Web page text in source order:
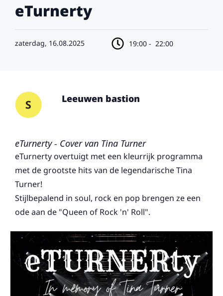
eTurnerty
zaterdag, 16.08.2025 19:00 - 22:00
Leeuwen bastion
eTurnerty - Cover van Tina Turner
eTurnerty overtuigt met een kleurrijk programma
met de grootste hits van de legendarische Tina
Turner!
Stijlbepalend in soul, rock en pop brengen ze een
ode aan de "Queen of Rock 'n' Roll".